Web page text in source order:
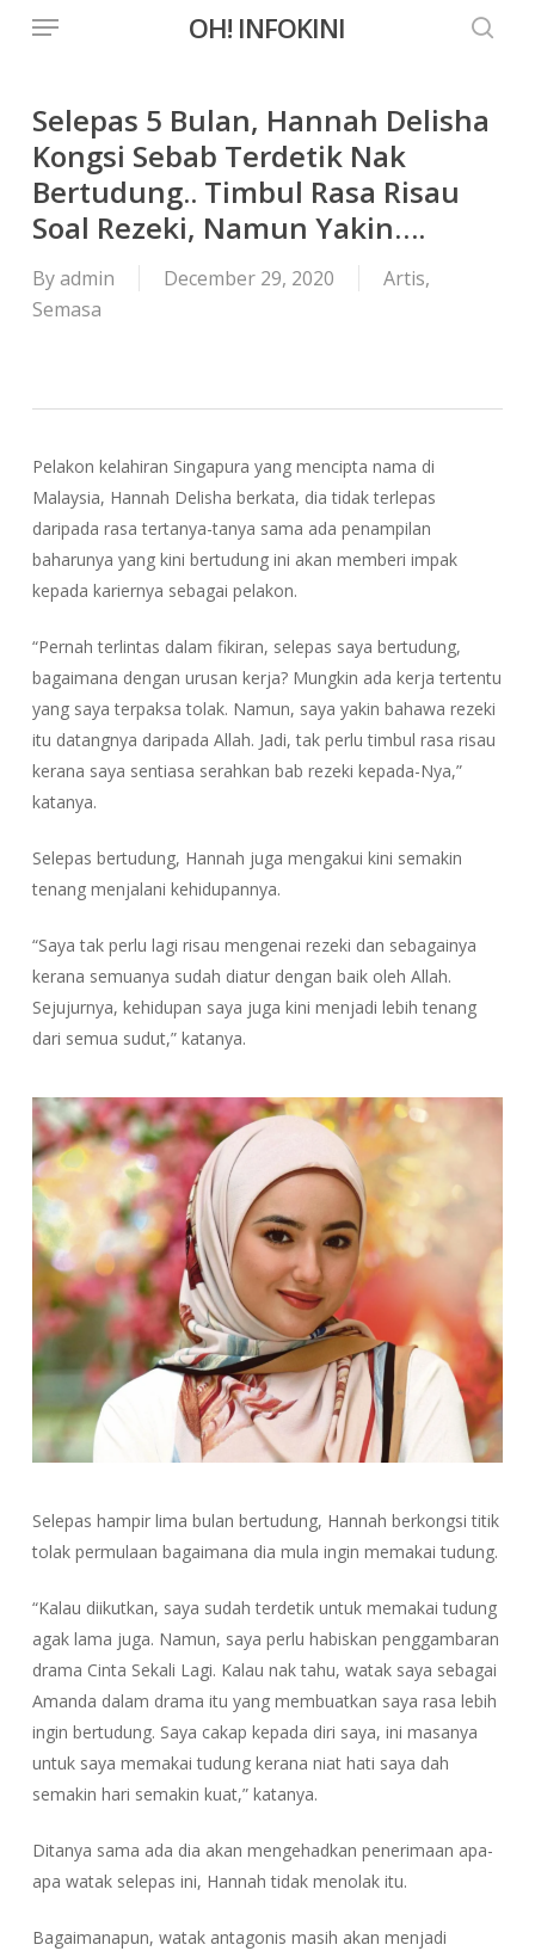
content
OH! INFOKINI
Menu
Selepas 5 Bulan, Hannah Delisha
Kongsi Sebab Terdetik Nak
Bertudung.. Timbul Rasa Risau
Soal Rezeki, Namun Yakin….
Byadmin December 29, 2020 Artis,
Semasa
Pelakon kelahiran Singapura yang mencipta nama di
Malaysia, Hannah Delisha berkata, dia tidak terlepas
daripada rasa tertanya-tanya sama ada penampilan
baharunya yang kini bertudung ini akan memberi impak
kepada kariernya sebagai pelakon.
“Pernah terlintas dalam fikiran, selepas saya bertudung,
bagaimana dengan urusan kerja? Mungkin ada kerja tertentu
yang saya terpaksa tolak. Namun, saya yakin bahawa rezeki
itu datangnya daripada Allah. Jadi, tak perlu timbul rasa risau
kerana saya sentiasa serahkan bab rezeki kepada-Nya,”
katanya.
Selepas bertudung, Hannah juga mengakui kini semakin
tenang menjalani kehidupannya.
“Saya tak perlu lagi risau mengenai rezeki dan sebagainya
kerana semuanya sudah diatur dengan baik oleh Allah.
Sejujurnya, kehidupan saya juga kini menjadi lebih tenang
dari semua sudut,” katanya.
Selepas hampir lima bulan bertudung, Hannah berkongsi titik
tolak permulaan bagaimana dia mula ingin memakai tudung.
“Kalau diikutkan, saya sudah terdetik untuk memakai tudung
agak lama juga. Namun, saya perlu habiskan penggambaran
drama Cinta Sekali Lagi. Kalau nak tahu, watak saya sebagai
Amanda dalam drama itu yang membuatkan saya rasa lebih
ingin bertudung. Saya cakap kepada diri saya, ini masanya
untuk saya memakai tudung kerana niat hati saya dah
semakin hari semakin kuat,” katanya.
Ditanya sama ada dia akan mengehadkan penerimaan apa-
apa watak selepas ini, Hannah tidak menolak itu.
Bagaimanapun, watak antagonis masih akan menjadi